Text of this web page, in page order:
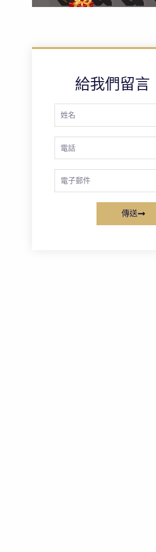
給我們留言
Full
Phone
Email
傳送